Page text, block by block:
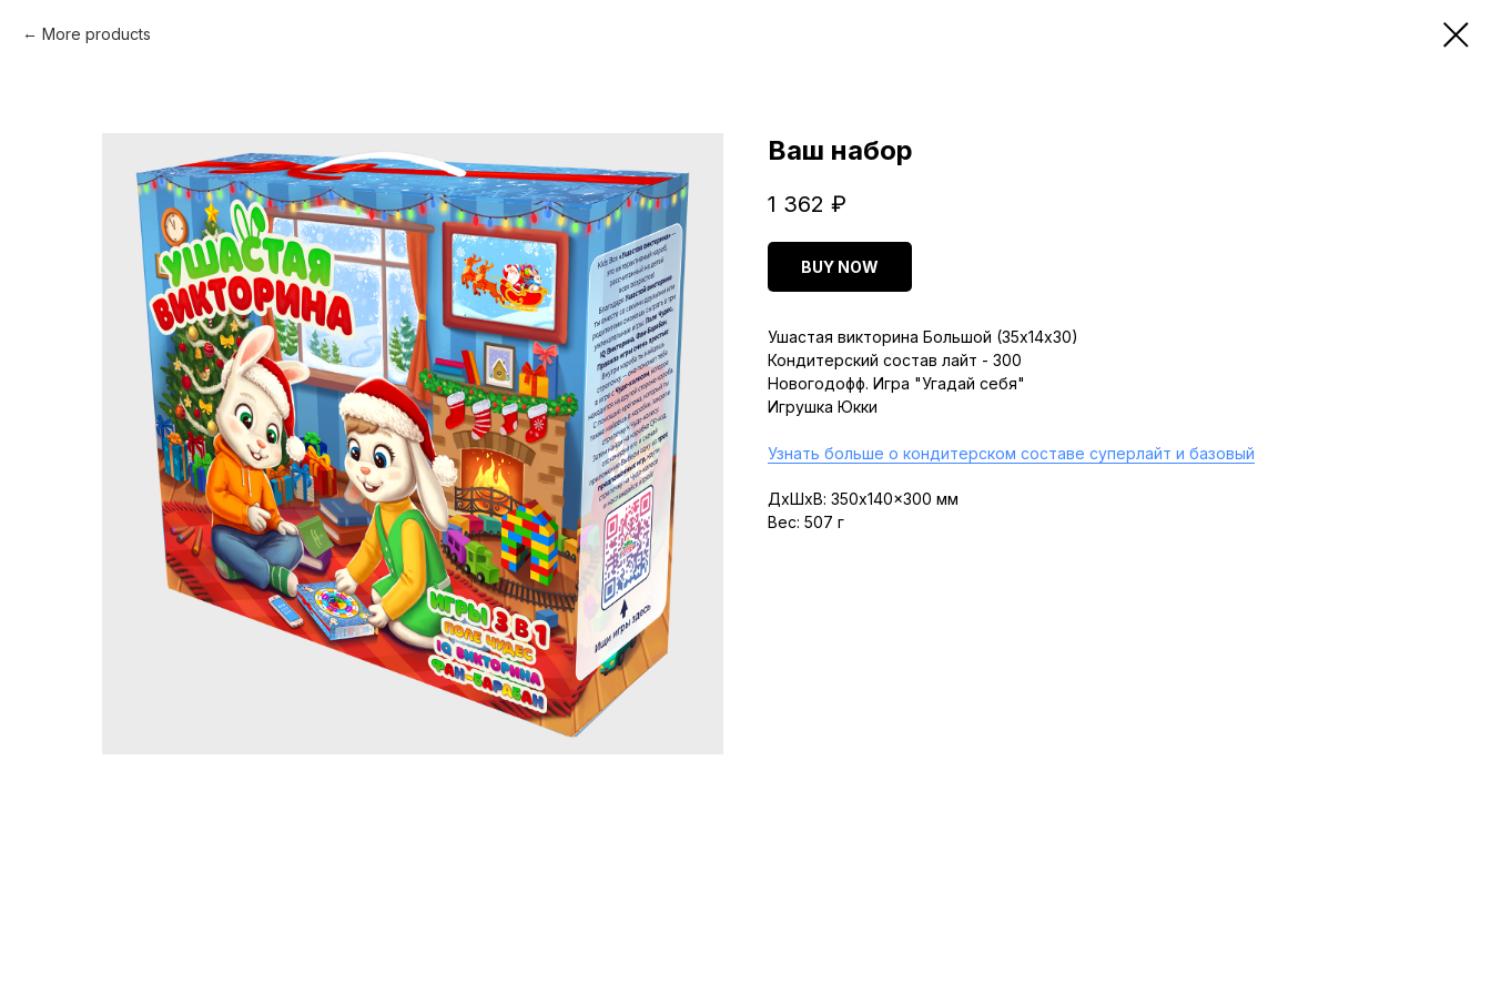
More products
Ваш набор
1 362 ₽
BUY NOW
Ушастая викторина Большой (35х14х30)
Кондитерский состав лайт - 300
Новогодофф. Игра "Угадай себя"
Игрушка Юкки
Узнать больше о кондитерском составе суперлайт и базовый
ДxШxВ: 350x140x300 мм
Вес: 507 г